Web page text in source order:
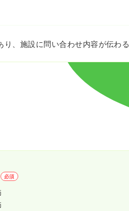
、施設に問い合わせ内容が伝わ
必須